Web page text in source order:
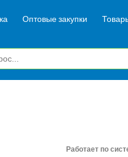
Оптовые закупки
Работает по